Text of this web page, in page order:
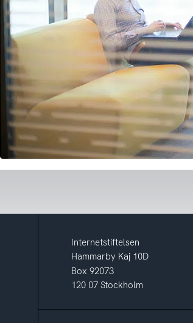
Internetstiftelsen
Hammarby Kaj 10D
Box 92073
120 07 Stockholm